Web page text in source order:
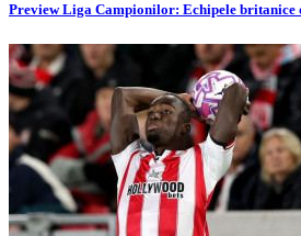
Preview Liga Campionilor: Echipele britanice